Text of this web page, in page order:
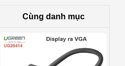
Cùng danh mục